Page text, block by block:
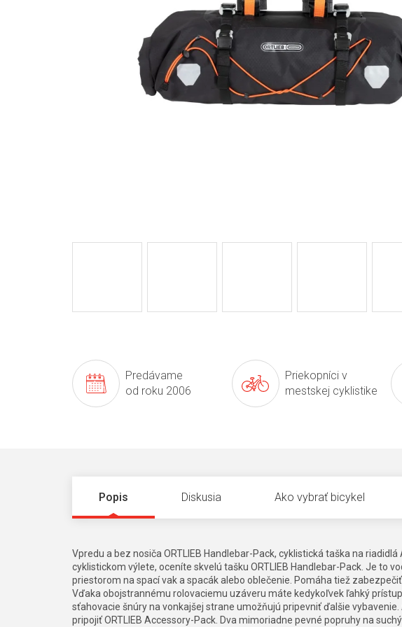
Predávame
od roku 2006
Priekopníci v
mestskej cyklistike
Popis Diskusia Ako vybrať bicykel
Vpredu a bez nosiča ORTLIEB Handlebar-Pack, cyklistická taška na
cyklistickom výlete, oceníte skvelú tašku ORTLIEB Handlebar-Pack. Je to
priestorom na spací vak a spacák alebo oblečenie. Pomáha tiež
Vďaka obojstrannému rolovaciemu uzáveru máte kedykoľvek ľahký
sťahovacie šnúry na vonkajšej strane umožňujú pripevniť ďalšie
pripojiť ORTLIEB Accessory-Pack. Dva mimoriadne pevné popruhy na